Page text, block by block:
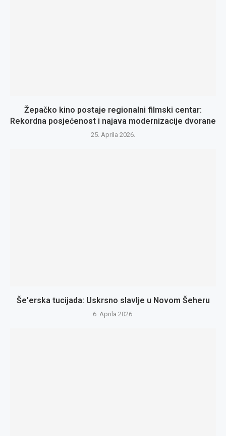
Žepačko kino postaje regionalni filmski centar:
Rekordna posjećenost i najava modernizacije dvorane
25. Aprila 2026.
Še'erska tucijada: Uskrsno slavlje u Novom Šeheru
6. Aprila 2026.